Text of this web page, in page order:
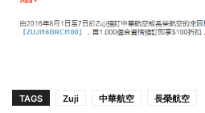
TAGS Zuji 中華航空 長榮航空